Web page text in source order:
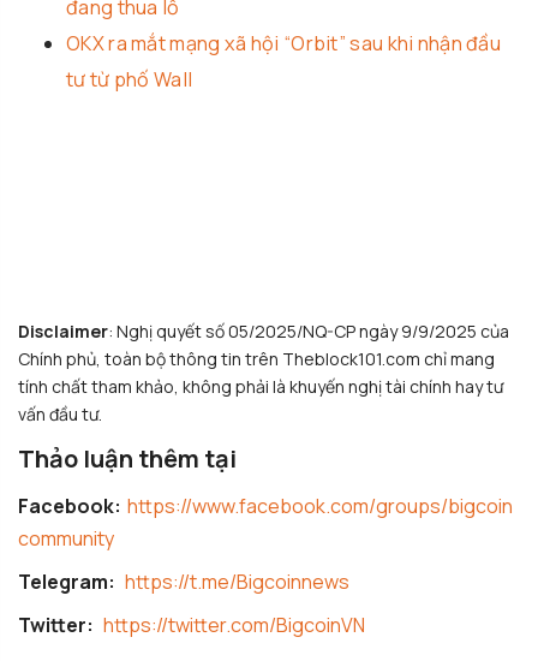
đang thua lỗ
OKX ra mắt mạng xã hội “Orbit” sau khi nhận đầu
tư từ phố Wall
Disclaimer: Nghị quyết số 05/2025/NQ-CP ngày 9/9/2025 của
Chính phủ, toàn bộ thông tin trên Theblock101.com chỉ mang
tính chất tham khảo, không phải là khuyến nghị tài chính hay tư
vấn đầu tư.
Thảo luận thêm tại
Facebook: https://www.facebook.com/groups/bigcoin
community
Telegram: https://t.me/Bigcoinnews
Twitter: https://twitter.com/BigcoinVN